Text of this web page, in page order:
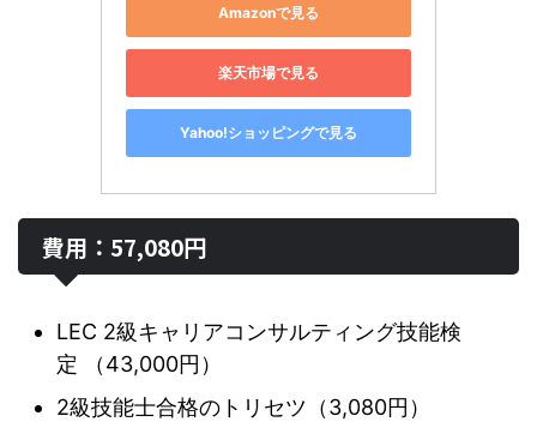
Amazonで見る
楽天市場で見る
Yahoo!ショッピングで見る
費用：57,080円
LEC 2級キャリアコンサルティング技能検
定 （43,000円）
2級技能士合格のトリセツ（3,080円）